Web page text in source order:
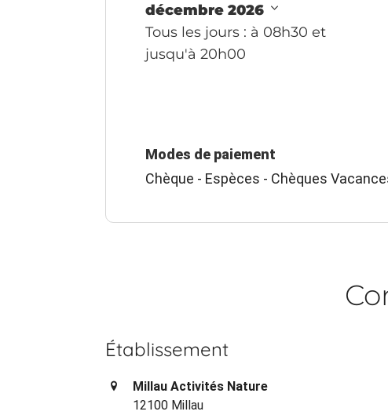
décembre 2026
Tous les jours : à 08h30 et
jusqu'à 20h00
Modes de paiement
Chèque - Espèces - Chèques
Établissement
Millau Activités Nature
12100 Millau